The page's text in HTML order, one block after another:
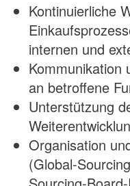
Kontinuierliche
internen und
Kommunikation
an betroffene
Unterstützung
Organisation
(Global-